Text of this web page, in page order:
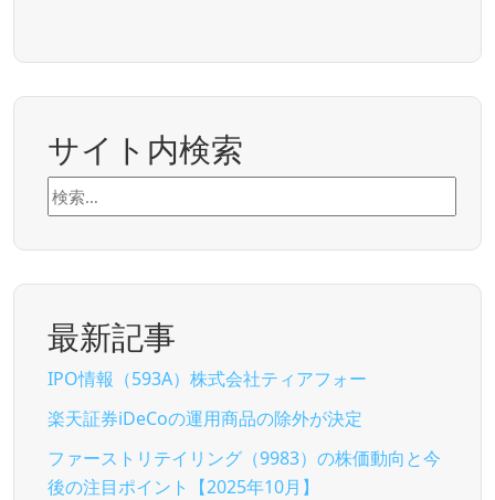
サイト内検索
検
索:
最新記事
IPO情報（593A）株式会社ティアフォー
楽天証券iDeCoの運用商品の除外が決定
ファーストリテイリング（9983）の株価動向と今
後の注目ポイント【2025年10月】